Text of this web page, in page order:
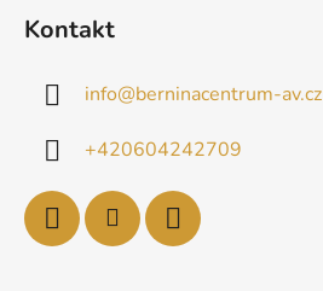
Kontakt
info@berninacentrum-av.cz
+420604242709